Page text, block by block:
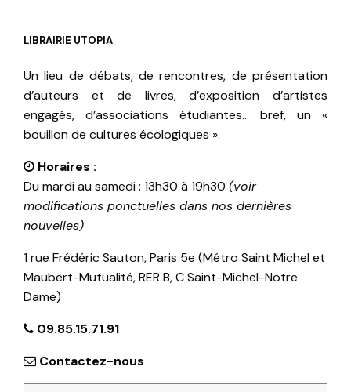
LIBRAIRIE UTOPIA
Un lieu de débats, de rencontres, de présentation
d’auteurs et de livres, d’exposition d’artistes
engagés, d’associations étudiantes… bref, un «
bouillon de cultures écologiques ».
Horaires :
Du mardi au samedi : 13h30 à 19h30 (voir
modifications ponctuelles dans nos dernières
nouvelles)
1 rue Frédéric Sauton, Paris 5e (Métro Saint Michel et
Maubert-Mutualité, RER B, C Saint-Michel-Notre
Dame)
09.85.15.71.91
Contactez-nous